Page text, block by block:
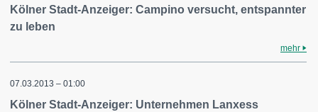
Kölner Stadt-Anzeiger: Campino versucht, entspannter
zu leben
mehr
07.03.2013 – 01:00
Kölner Stadt-Anzeiger: Unternehmen Lanxess